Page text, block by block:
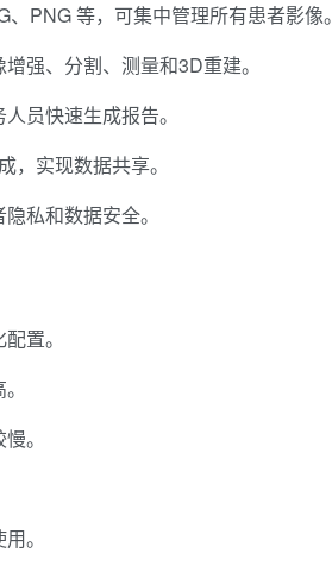
PNG 等，可集中管理所有患者影像。
强、分割、测量和3D重建。
员快速生成报告。
，实现数据共享。
私和数据安全。
置。
。
。